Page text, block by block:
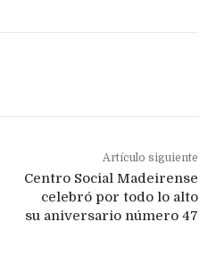
Artículo siguiente
Centro Social Madeirense
celebró por todo lo alto
su aniversario número 47